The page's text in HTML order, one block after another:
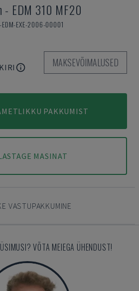
- EDM 310 MF20
EDM-EXE-2006-00001
MAKSEVÕIMALUSED
PAKKUMIST
MASINAT
VASTUPAKKUMINE
VÕTA MEIEGA ÜHENDUST!